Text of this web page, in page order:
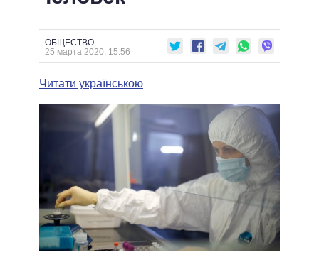
ОБЗОРЫ
ДАЙДЖЕСТЫ
ПРЕЗИДЕНТ И ОФИС
ВЕРХОВНАЯ РАДА
КАБИНЕТ МИНИСТРОВ
МЭРЫ
ВСЕ ПЕРСОНЫ
ПОДДЕРЖАТЬ
СРАВНЕНИЕ ПОЛИТИКОВ
ОБЩЕСТВО
25 марта 2020, 15:56
Читати українською